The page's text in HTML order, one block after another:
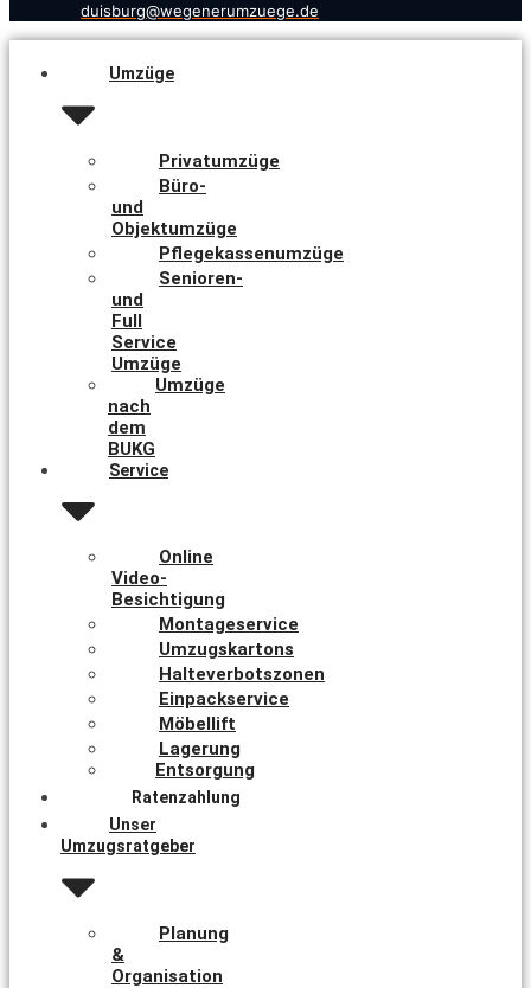
duisburg@wegenerumzuege.de
Umzüge
Privatumzüge
Büro-
und
Objektumzüge
Pflegekassenumzüge
Senioren-
und
Full
Service
Umzüge
Umzüge
nach
dem
BUKG
Service
Online
Video-
Besichtigung
Montageservice
Umzugskartons
Halteverbotszonen
Einpackservice
Möbellift
Lagerung
Entsorgung
Ratenzahlung
Unser
Umzugsratgeber
Planung
&
Organisation